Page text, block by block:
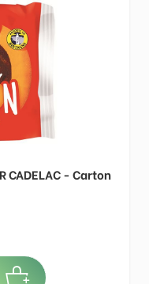
CADELAC - Carton